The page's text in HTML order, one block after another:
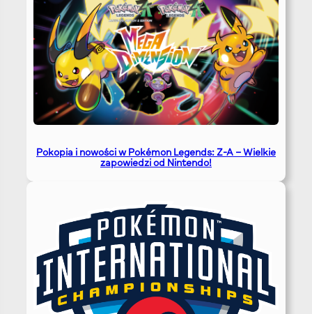
Pokopia i nowości w Pokémon Legends: Z-A – Wielkie
zapowiedzi od Nintendo!